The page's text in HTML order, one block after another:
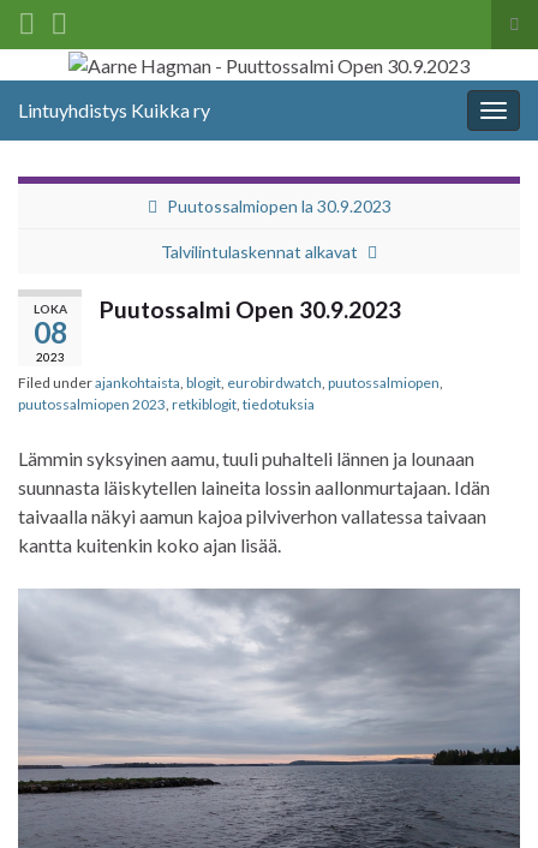
Search for:
Lintuyhdistys Kuikka ry
Puutossalmiopen la 30.9.2023
Talvilintulaskennat alkavat
LOKA
08
2023
Puutossalmi Open 30.9.2023
Filed underajankohtaista blogit eurobirdwatch puutossalmiopen
puutossalmiopen 2023 retkiblogit tiedotuksia
Lämmin syksyinen aamu, tuuli puhalteli lännen ja lounaan
suunnasta läiskytellen laineita lossin aallonmurtajaan. Idän
taivaalla näkyi aamun kajoa pilviverhon vallatessa taivaan
kantta kuitenkin koko ajan lisää.